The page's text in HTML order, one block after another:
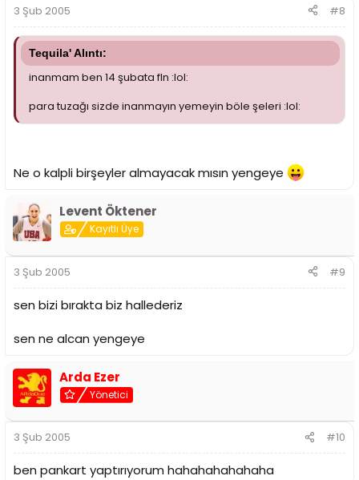
3 Şub 2005 #8
Tequila' Alıntı:
inanmam ben 14 şubata fln :lol:
para tuzağı sizde inanmayın yemeyin böle şeleri :lol:
Ne o kalpli birşeyler almayacak mısın yengeye
Levent Öktener
Kayıtlı Üye
3 Şub 2005 #9
sen bizi bırakta biz hallederiz
sen ne alcan yengeye
Arda Ezer
Yönetici
3 Şub 2005 #10
ben pankart yaptırıyorum hahahahahahaha